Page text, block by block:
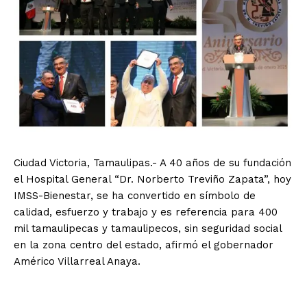
Ciudad Victoria, Tamaulipas.- A 40 años de su fundación
el Hospital General “Dr. Norberto Treviño Zapata”, hoy
IMSS-Bienestar, se ha convertido en símbolo de
calidad, esfuerzo y trabajo y es referencia para 400
mil tamaulipecas y tamaulipecos, sin seguridad social
en la zona centro del estado, afirmó el gobernador
Américo Villarreal Anaya.